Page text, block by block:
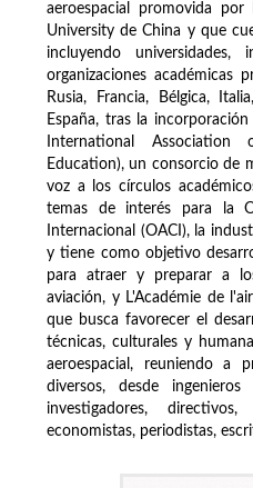
aeroespacial promovida por
University de China y que
incluyendo
organizaciones académicas
Rusia, Francia, Bélgica,
España, tras la
International
Education), un consorcio de
voz a los círculos
temas de interés para la
Internacional (OACI), la
y tiene como objetivo
para atraer y preparar a
aviación, y L'Académie de
que busca favorecer el
técnicas, culturales y
aeroespacial, reuniendo a
diversos, desde
investigadores,
economistas, periodistas,